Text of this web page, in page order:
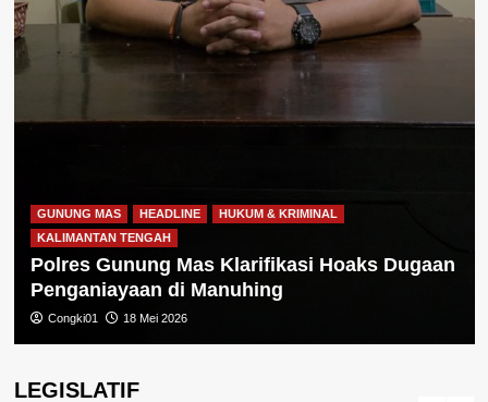
GUNUNG MAS HEADLINE
HUKUM & KRIMINAL
KALIMANTAN TENGAH
Polres Gunung Mas Klarifikasi Hoaks Dugaan
Penganiayaan di Manuhing
Congki01 18 Mei 2026
LEGISLATIF